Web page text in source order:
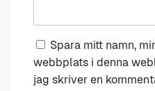
Spara mitt namn,
webbplats i denna
jag skriver en